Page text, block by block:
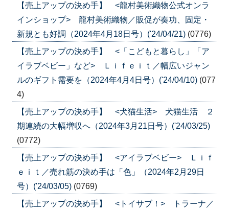
【売上アップの決め手】 <龍村美術織物公式オンラ
インショップ> 龍村美術織物／販促が奏功、固定・
新規とも好調（2024年4月18日号）('24/04/21) (0776)
【売上アップの決め手】 <「こどもと暮らし」「ア
イラブベビー」など> Ｌｉｆｅｉｔ／幅広いジャン
ルのギフト需要を（2024年4月4日号）('24/04/10) (077
4)
【売上アップの決め手】 <犬猫生活> 犬猫生活 ２
期連続の大幅増収へ（2024年3月21日号）('24/03/25)
(0772)
【売上アップの決め手】 <アイラブベビー> Ｌｉｆ
ｅｉｔ／売れ筋の決め手は「色」（2024年2月29日
号）('24/03/05) (0769)
【売上アップの決め手】 <トイサブ！> トラーナ／